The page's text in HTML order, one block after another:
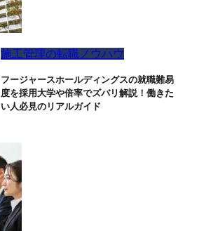
施工管理の転職ノウハウ
フージャースホールディングスの就職難易
度を採用大学や倍率でズバリ解説！働きた
い人必見のリアルガイド